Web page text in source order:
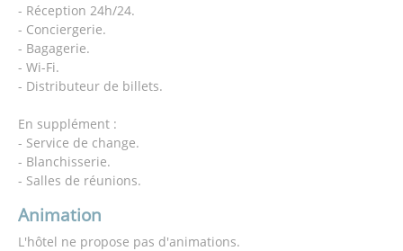
- Réception 24h/24.
- Conciergerie.
- Bagagerie.
- Wi-Fi.
- Distributeur de billets.
En supplément :
- Service de change.
- Blanchisserie.
- Salles de réunions.
Animation
L'hôtel ne propose pas d'animations.